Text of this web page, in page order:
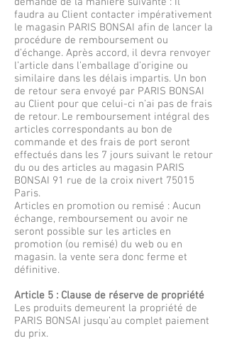
faudra au Client contacter impérativement
le magasin PARIS BONSAI afin de lancer la
procédure de remboursement ou
d’échange. Après accord, il devra renvoyer
l’article dans l’emballage d’origine ou
similaire dans les délais impartis. Un bon
de retour sera envoyé par PARIS BONSAI
au Client pour que celui-ci n’ai pas de frais
de retour. Le remboursement intégral des
articles correspondants au bon de
commande et des frais de port seront
effectués dans les 7 jours suivant le retour
du ou des articles au magasin PARIS
BONSAI 91 rue de la croix nivert 75015
Paris.
Articles en promotion ou remisé : Aucun
échange, remboursement ou avoir ne
seront possible sur les articles en
promotion (ou remisé) du web ou en
magasin. la vente sera donc ferme et
définitive.
Article 5 : Clause de réserve de propriété
Les produits demeurent la propriété de
PARIS BONSAI jusqu’au complet paiement
du prix.